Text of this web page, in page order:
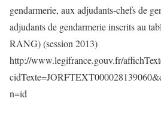
gendarmerie, aux adjudants-chefs de
adjudants de gendarmerie inscrits au
RANG) (session 2013)
http://www.legifrance.gouv.fr/
n=id